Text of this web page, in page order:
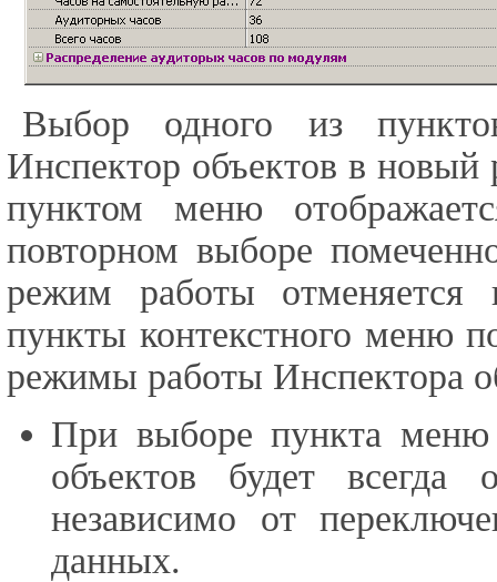
Выбор одного из
Инспектор объектов в
пунктом меню
повторном выборе
режим работы отменяется
пункты контекстного меню
режимы работы Инспектора
При выборе пункта
объектов будет всегда
независимо от
данных.